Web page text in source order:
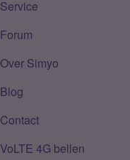
Service
Forum
Over Simyo
Blog
Contact
VoLTE 4G bellen